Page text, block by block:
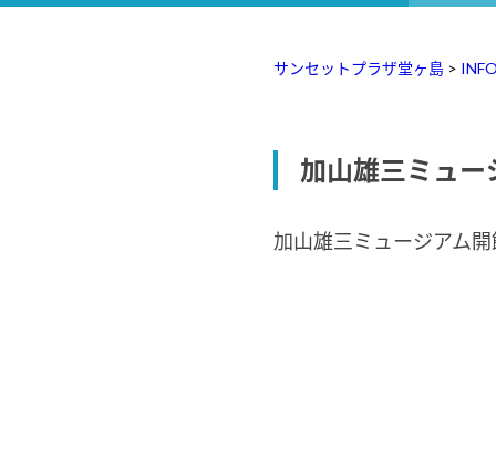
サンセットプラザ堂ヶ島>
加山雄三ミュ
加山雄三ミュージアム